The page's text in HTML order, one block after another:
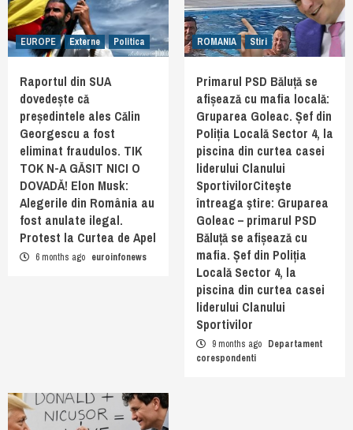
EUROPE Externe Politica
Raportul din SUA
dovedește că
președintele ales Călin
Georgescu a fost
eliminat fraudulos. TIK
TOK N-A GĂSIT NICI O
DOVADĂ! Elon Musk:
Alegerile din România au
fost anulate ilegal.
Protest la Curtea de Apel
6 months ago euroinfonews
ROMANIA Stiri
Primarul PSD Băluță se
afișează cu mafia locală:
Gruparea Goleac. Șef din
Poliția Locală Sector 4, la
piscina din curtea casei
liderului Clanului
SportivilorCiteşte
întreaga ştire: Gruparea
Goleac – primarul PSD
Băluță se afișează cu
mafia. Șef din Poliția
Locală Sector 4, la
piscina din curtea casei
liderului Clanului
Sportivilor
9 months ago Departament
corespondenti